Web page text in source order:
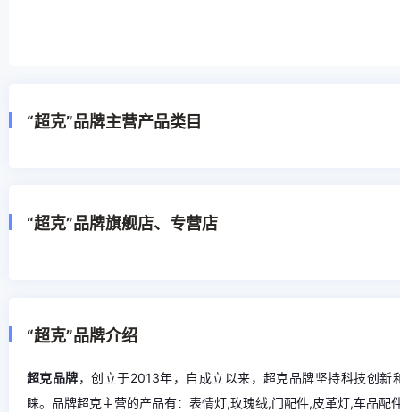
“超克”品牌主营产品类目
“超克”品牌旗舰店、专营店
“超克”品牌介绍
超克品牌，创立于2013年，自成立以来，超克品牌坚持科技创
睐。品牌超克主营的产品有：表情灯,玫瑰绒,门配件,皮革灯,车品